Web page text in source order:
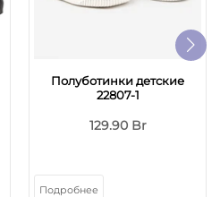
Полуботинки детские
22807-1
129.90 Br
Подробнее